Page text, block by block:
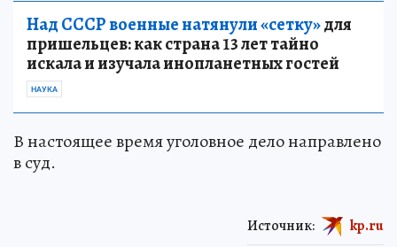
Над СССР военные натянули «сетку»для
пришельцев: как страна 13 лет тайно
искала и изучала инопланетных гостей
НАУКА
В настоящее время уголовное дело направлено
в суд.
Источник: kp.ru